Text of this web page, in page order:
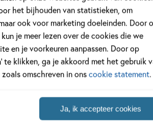
het bijhouden van statistieken, om
ook voor marketing doeleinden. Door
kun je meer lezen over de cookies die we
en je voorkeuren aanpassen. Door op
te klikken, ga je akkoord met het gebruik
omschreven in onscookie statement.
Ja, ik accepteer cookies
19,99
de Theo Thijssen-
ander. Onbegrijpelijk